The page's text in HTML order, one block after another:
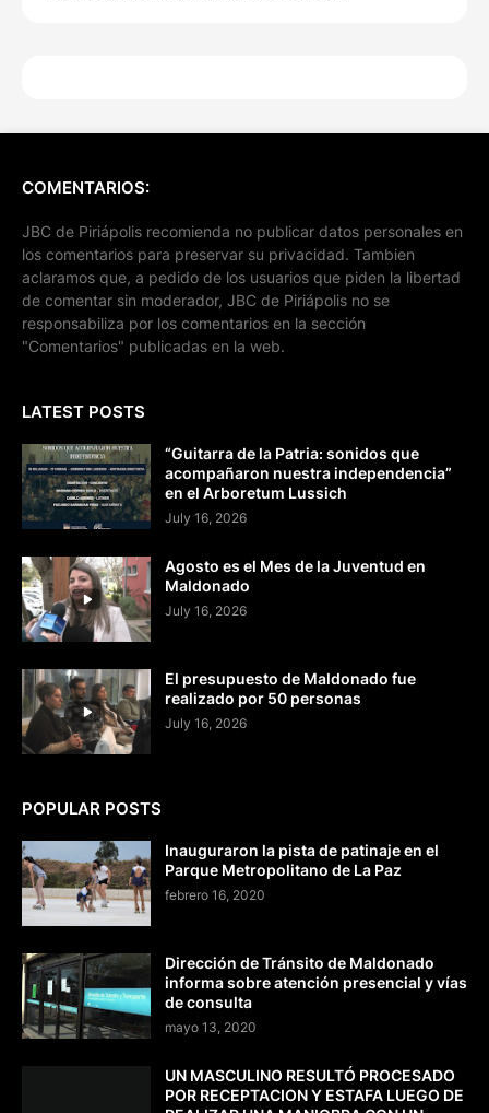
COMENTARIOS:
JBC de Piriápolis recomienda no publicar datos personales en
los comentarios para preservar su privacidad. Tambien
aclaramos que, a pedido de los usuarios que piden la libertad
de comentar sin moderador, JBC de Piriápolis no se
responsabiliza por los comentarios en la sección
"Comentarios" publicadas en la web.
LATEST POSTS
“Guitarra de la Patria: sonidos que
acompañaron nuestra independencia”
en el Arboretum Lussich
July 16, 2026
Agosto es el Mes de la Juventud en
Maldonado
July 16, 2026
El presupuesto de Maldonado fue
realizado por 50 personas
July 16, 2026
POPULAR POSTS
Inauguraron la pista de patinaje en el
Parque Metropolitano de La Paz
febrero 16, 2020
Dirección de Tránsito de Maldonado
informa sobre atención presencial y vías
de consulta
mayo 13, 2020
UN MASCULINO RESULTÓ PROCESADO
POR RECEPTACION Y ESTAFA LUEGO DE